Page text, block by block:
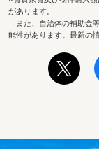
があります。
また、自治体の補助金
能性があります。最新の